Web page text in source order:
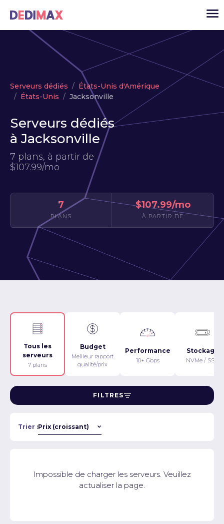
VPS
Serveurs dédiés
MON ESPACE
Serveurs dédiés
États-Unis d'Amérique
États-Unis
Jacksonville
Serveurs dédiés
à Jacksonville
7 plans, à partir de
$107.99/mo
7
PLANS
$107.99/mo
À PARTIR DE
Tous les
serveurs
7 plans
Budget
Meilleur rapport
qualité/prix
Performance
10+ Gbps
Stockage
NVMe / SSD
FILTRES
Trier :
Impossible de charger les serveurs. Veuillez
actualiser la page.